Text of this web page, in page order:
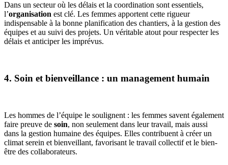
Dans un secteur où les délais et la coordination sont essentiels,
l’organisation est clé. Les femmes apportent cette rigueur
indispensable à la bonne planification des chantiers, à la gestion des
équipes et au suivi des projets. Un véritable atout pour respecter les
délais et anticiper les imprévus.
4. Soin et bienveillance : un management humain
Les hommes de l’équipe le soulignent : les femmes savent également
faire preuve de soin, non seulement dans leur travail, mais aussi
dans la gestion humaine des équipes. Elles contribuent à créer un
climat serein et bienveillant, favorisant le travail collectif et le bien-
être des collaborateurs.